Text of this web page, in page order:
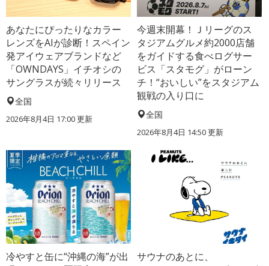
あなたにぴったりなカラー
レンズをAIが診断！スペイン
発アイウェアブランドなど
「OWNDAYS」イチオシの
サングラスが続々リリース
全国
2026年8月4日 17:00更新
今週末開幕！Ｊリーグのス
タジアムグルメ約2000店舗
をガイドする食べログサー
ビス「スタモグ」がローン
チ！“おいしい”をスタジアム
観戦の入り口に
全国
2026年8月4日 14:50更新
冷やすと缶に“沖縄の海”が出
サウナのあとに、